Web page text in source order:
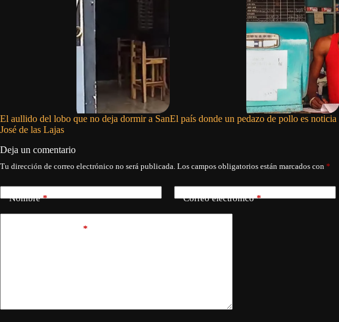
El aullido del lobo que no deja dormir a San
José de las Lajas
El país donde un pedazo de pollo es noticia
Deja un comentario
Tu dirección de correo electrónico no será publicada. Los campos obligatorios están marcados con *
Nombre* Correo electrónico*
*